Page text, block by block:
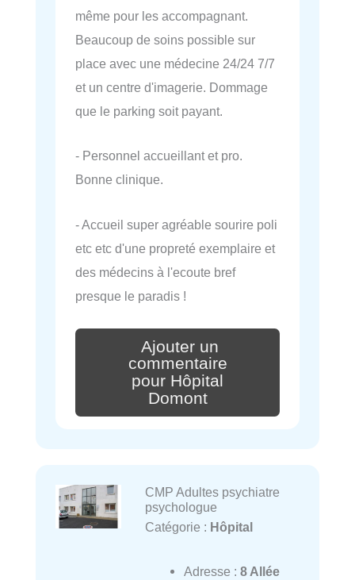
même pour les accompagnant.
Beaucoup de soins possible sur
place avec une médecine 24/24 7/7
et un centre d'imagerie. Dommage
que le parking soit payant.
- Personnel accueillant et pro.
Bonne clinique.
- Accueil super agréable sourire poli
etc etc d'une propreté exemplaire et
des médecins à l'ecoute bref
presque le paradis !
Ajouter un
commentaire
pour Hôpital
Domont
CMP Adultes psychiatre
psychologue
Catégorie : Hôpital
Adresse : 8 Allée